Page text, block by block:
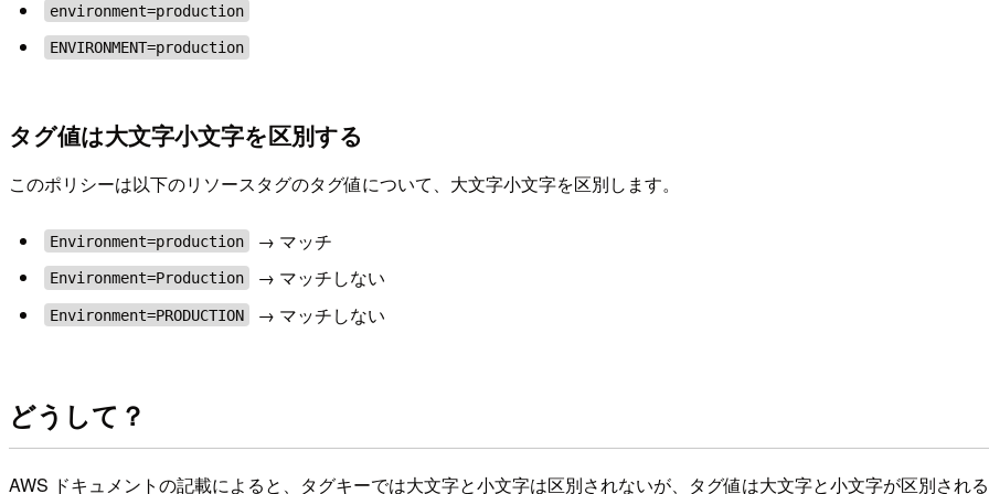
environment=production
ENVIRONMENT=production
タグ値は大文字小文字を区別する
このポリシーは以下のリソースタグのタグ値について、大文字小文字を区別します。
Environment=production → マッチ
Environment=Production → マッチしない
Environment=PRODUCTION → マッチしない
どうして？
AWS ドキュメントの記載によると、タグキーでは大文字と小文字は区別されないが、タグ値は大文字と小文字が区別される